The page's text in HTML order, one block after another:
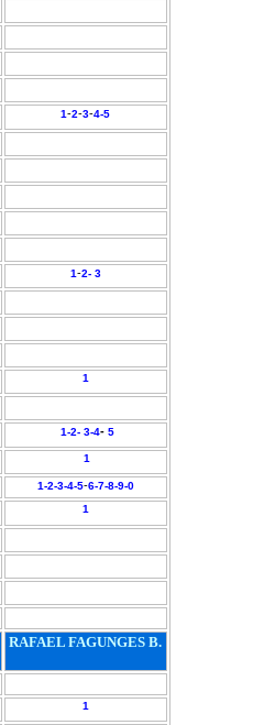
1-2-3-4-5
1-2- 3
1
1-2- 3-4- 5
1
1-2-3-4-5-6-7-8-9-0
1
RAFAEL FAGUNGES B.
1